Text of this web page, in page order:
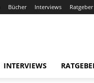
Bücher Interviews Ratgeber
INTERVIEWS